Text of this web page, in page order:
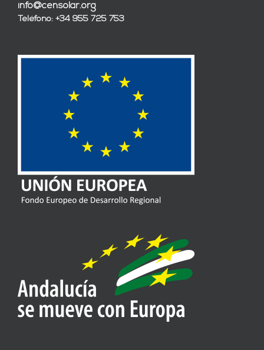
info@censolar.org
Teléfono: +34 955 725 753